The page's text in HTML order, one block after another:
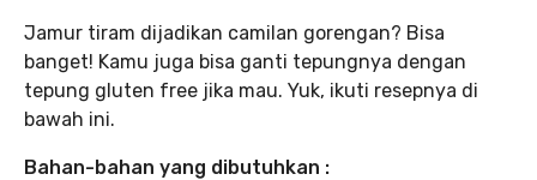
Jamur tiram dijadikan camilan gorengan? Bisa
banget! Kamu juga bisa ganti tepungnya dengan
tepung gluten free jika mau. Yuk, ikuti resepnya di
bawah ini.
Bahan-bahan yang dibutuhkan :